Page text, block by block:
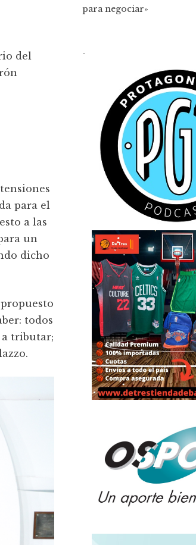
del
para el
a las
un
dicho
todos
tributar;
para negociar»
-